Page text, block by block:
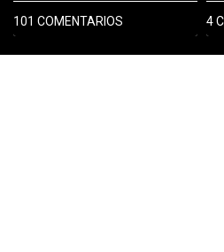
PUBLICIDAD
101 COMENTARIOS 4